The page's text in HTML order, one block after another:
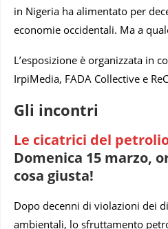
in Nigeria ha alimentato per
economie occidentali. Ma a
L’esposizione è organizzata in
IrpiMedia, FADA Collective e
Gli incontri
Le cicatrici del
Domenica 15 marzo,
cosa giusta!
Dopo decenni di violazioni dei
ambientali, lo sfruttamento